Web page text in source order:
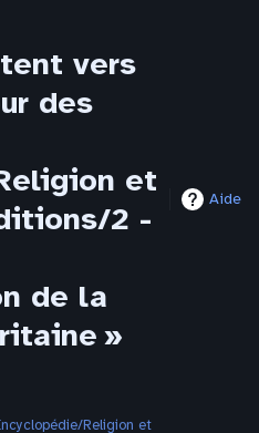
vers
des
et
2 -
de la
»
Aide
Religion et